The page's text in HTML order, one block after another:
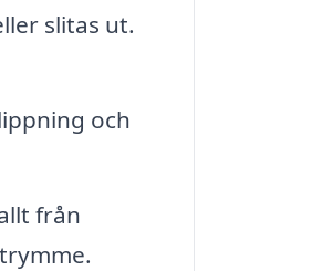
slitas ut.
och
från